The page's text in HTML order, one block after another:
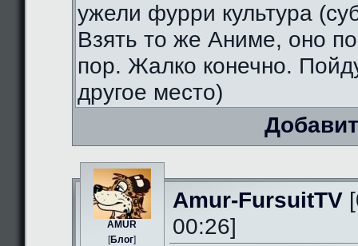
ужели фурри культура
Взять то же Аниме, оно
пор. Жалко конечно.
другое место)
AMUR
[Блог]
Amur-FursuitTV
00:26]